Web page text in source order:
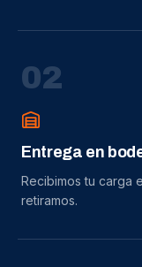
02
Entrega en
Recibimos tu carga
retiramos.